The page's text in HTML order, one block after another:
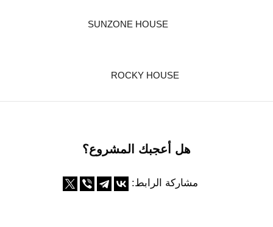
SUNZONE HOUSE
ROCKY HOUSE
هل أعجبك المشروع؟
مشاركة الرابط: